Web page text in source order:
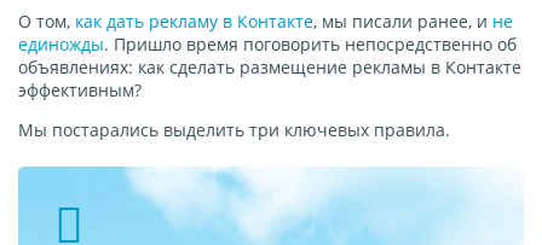
О том, как дать рекламу в Контакте, мы писали ранее, и не
единожды. Пришло время поговорить непосредственно об
объявлениях: как сделать размещение рекламы в Контакте
эффективным?
Мы постарались выделить три ключевых правила.